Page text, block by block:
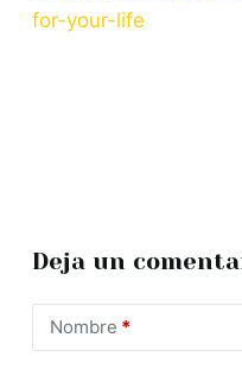
for-your-life
Deja un
Nombre *